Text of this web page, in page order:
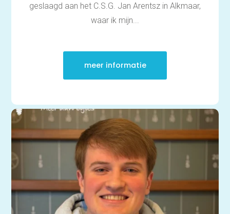
geslaagd aan het C.S.G. Jan Arentsz in Alkmaar,
waar ik mijn...
meer informatie